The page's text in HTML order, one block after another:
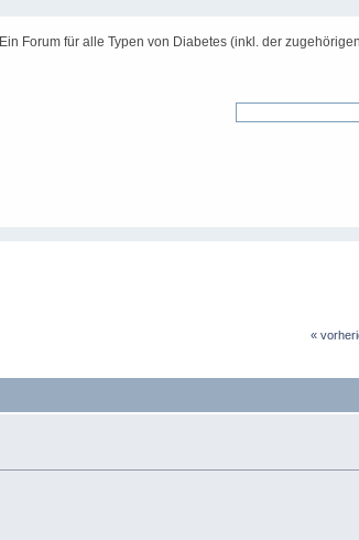
Ein Forum für alle Typen von Diabetes (inkl. der
«